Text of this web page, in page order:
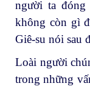
người ta đóng
không còn gì
Giê-su nói sau
Loài người
trong những